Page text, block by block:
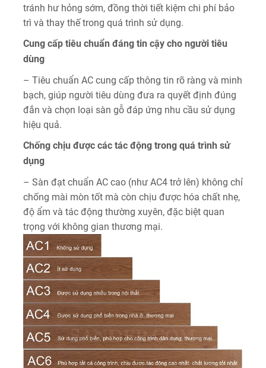
tránh hư hỏng sớm, đồng thời tiết kiệm chi phí bảo
trì và thay thế trong quá trình sử dụng.
Cung cấp tiêu chuẩn đáng tin cậy cho người tiêu
dùng
– Tiêu chuẩn AC cung cấp thông tin rõ ràng và minh
bạch, giúp người tiêu dùng đưa ra quyết định đúng
đắn và chọn loại sàn gỗ đáp ứng nhu cầu sử dụng
hiệu quả.
Chống chịu được các tác động trong quá trình sử
dụng
– Sàn đạt chuẩn AC cao (như AC4 trở lên) không chỉ
chống mài mòn tốt mà còn chịu được hóa chất nhẹ,
độ ẩm và tác động thường xuyên, đặc biệt quan
trọng với không gian thương mại.